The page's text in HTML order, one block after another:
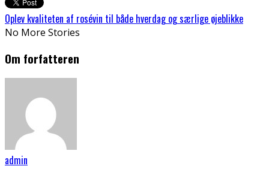
Oplev kvaliteten af rosévin til både hverdag og særlige øjeblikke
No More Stories
Om forfatteren
admin